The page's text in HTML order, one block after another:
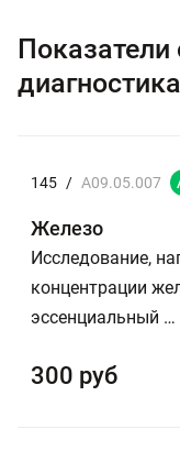
145 / A09.05.007
Железо
Исследование,
концентрации
эссенциальный …
300 руб